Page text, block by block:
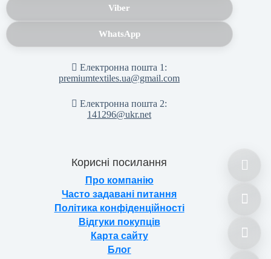
Viber
WhatsApp
Електронна пошта 1:
premiumtextiles.ua@gmail.com
Електронна пошта 2:
141296@ukr.net
Корисні посилання
Про компанію
Часто задавані питання
Політика конфіденційності
Відгуки покупців
Карта сайту
Блог